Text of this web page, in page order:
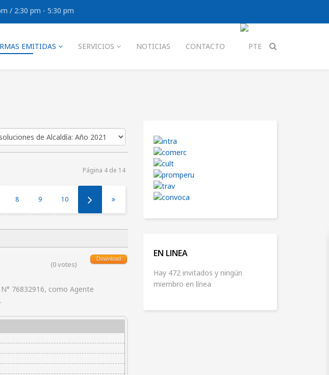
/ 2:30 pm - 5:30 pm
EMITIDAS SERVICIOS NOTICIAS CONTACTO
Página 4 de 14
8 9 10
Download
(0 votes)
76832916, como Agente
EN LINEA
Hay 472 invitados y ningún
miembro en línea